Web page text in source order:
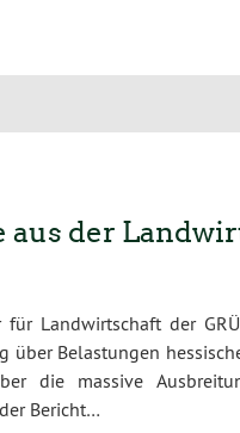
der
für Landwirtschaft der
über Belastungen
die massive
Bericht…